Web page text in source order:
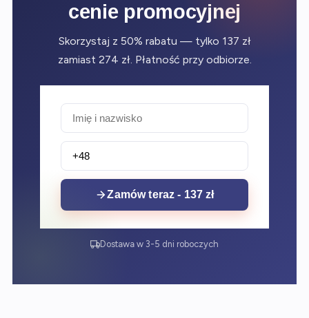
cenie promocyjnej
Skorzystaj z 50% rabatu — tylko 137 zł
zamiast 274 zł. Płatność przy odbiorze.
Zamów teraz - 137 zł
Dostawa w 3-5 dni roboczych